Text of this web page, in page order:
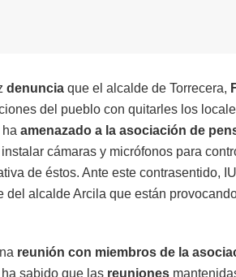
denuncia que el alcalde de Torrecera,
del pueblo con quitarles los
amenazado a la asociación de
cámaras y micrófonos para
de éstos. Ante este contrasentido,
del alcalde Arcila que están
reunión con miembros de la
sabido que las reuniones